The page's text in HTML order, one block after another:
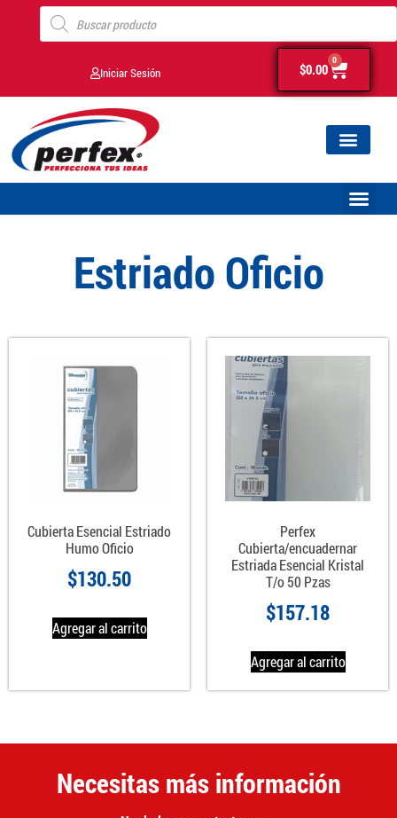
Iniciar Sesión $0.00
0
Estriado Oficio
Cubierta Esencial Estriado
Humo Oficio
$130.50
Agregar al carrito
Perfex
Cubierta/encuadernar
Estriada Esencial Kristal
T/o 50 Pzas
$157.18
Agregar al carrito
Necesitas más información